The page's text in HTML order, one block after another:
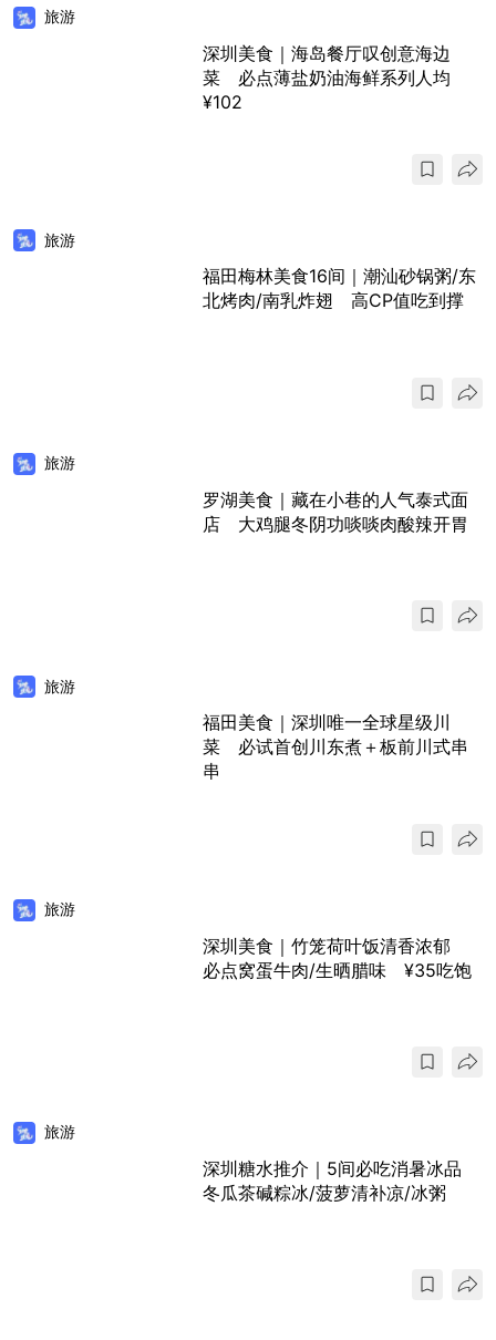
旅游
深圳美食｜海岛餐厅叹创意海边
菜 必点薄盐奶油海鲜系列人均
¥102
旅游
福田梅林美食16间｜潮汕砂锅粥/东
北烤肉/南乳炸翅 高CP值吃到撑
旅游
罗湖美食｜藏在小巷的人气泰式面
店 大鸡腿冬阴功啖啖肉酸辣开胃
旅游
福田美食｜深圳唯一全球星级川
菜 必试首创川东煮＋板前川式串
串
旅游
深圳美食｜竹笼荷叶饭清香浓郁
必点窝蛋牛肉/生晒腊味 ¥35吃饱
旅游
深圳糖水推介｜5间必吃消暑冰品
冬瓜茶碱粽冰/菠萝清补凉/冰粥